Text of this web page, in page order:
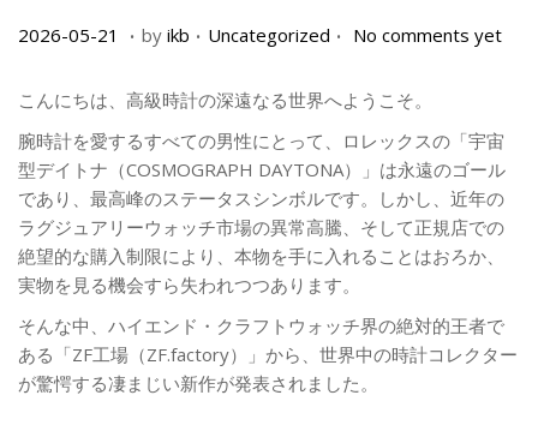
P
s
e
d
o
n
2026-05-21
2
2
-
0
5
-
2
1
. by ikb . P
s
e
d
i
n
Uncategorized . No comments yet
こんにちは、高級時計の深遠なる世界へようこそ。
腕時計を愛するすべての男性にとって、ロレックスの「宇宙
型デイトナ（COSMOGRAPH DAYTONA）」は永遠のゴール
であり、最高峰のステータスシンボルです。しかし、近年の
ラグジュアリーウォッチ市場の異常高騰、そして正規店での
絶望的な購入制限により、本物を手に入れることはおろか、
実物を見る機会すら失われつつあります。
そんな中、ハイエンド・クラフトウォッチ界の絶対的王者で
ある「ZF工場（ZF.factory）」から、世界中の時計コレクター
が驚愕する凄まじい新作が発表されました。